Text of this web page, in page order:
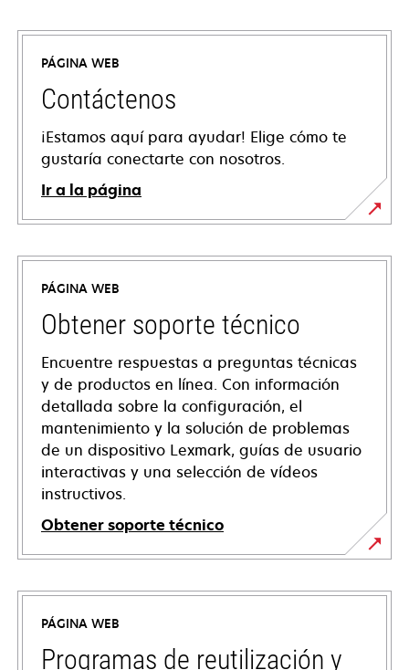
PÁGINA WEB
Contáctenos
¡Estamos aquí para ayudar! Elige cómo te
gustaría conectarte con nosotros.
Ir a la página
PÁGINA WEB
Obtener soporte técnico
Encuentre respuestas a preguntas técnicas
y de productos en línea. Con información
detallada sobre la configuración, el
mantenimiento y la solución de problemas
de un dispositivo Lexmark, guías de usuario
interactivas y una selección de vídeos
instructivos.
Obtener soporte técnico
se
abre
una
pestaña
PÁGINA WEB
Programas de reutilización y